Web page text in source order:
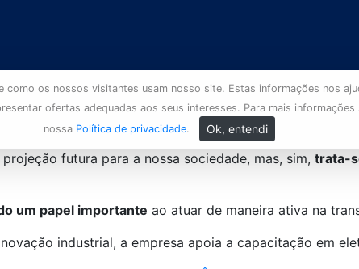
os nossos visitantes usam nosso site. Estas informações nos
ofertas adequadas aos seus interesses. Para mais
nossa Política de privacidade. Ok, entendi
futura para a nossa sociedade, mas, sim, trata-
um papel importante ao atuar de maneira ativa na
industrial, a empresa apoia a capacitação em